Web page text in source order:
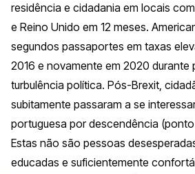
residência e cidadania em locais
e Reino Unido em 12 meses.
segundos passaportes em taxas
2016 e novamente em 2020 durante
turbulência política. Pós-Brexit,
subitamente passaram a se
portuguesa por descendência (ponto
Estas não são pessoas
educadas e suficientemente